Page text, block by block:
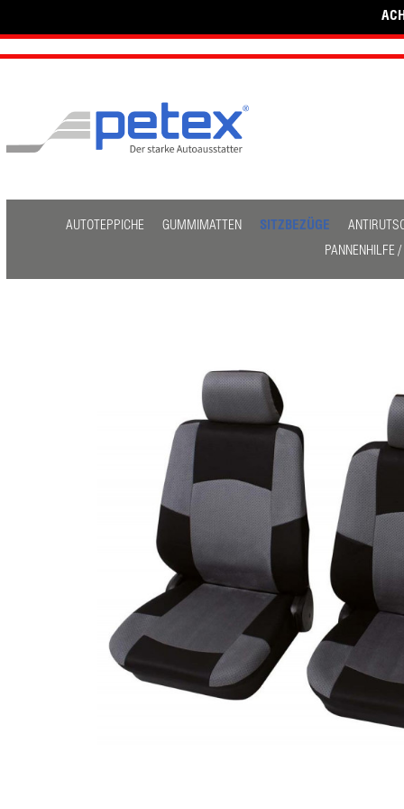
AUTOTEPPICHE GUMMIMATTEN SITZBEZÜGE
PANNENHILFE